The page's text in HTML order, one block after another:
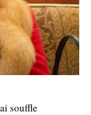
souffle